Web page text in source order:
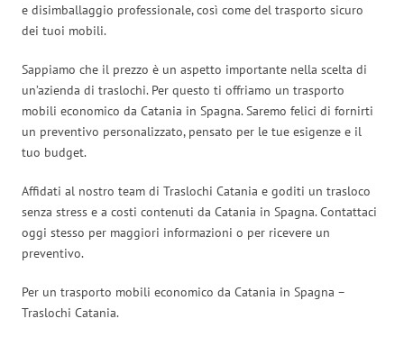
e disimballaggio professionale, così come del trasporto sicuro
dei tuoi mobili.
Sappiamo che il prezzo è un aspetto importante nella scelta di
un’azienda di traslochi. Per questo ti offriamo un trasporto
mobili economico da Catania in Spagna. Saremo felici di fornirti
un preventivo personalizzato, pensato per le tue esigenze e il
tuo budget.
Affidati al nostro team di Traslochi Catania e goditi un trasloco
senza stress e a costi contenuti da Catania in Spagna. Contattaci
oggi stesso per maggiori informazioni o per ricevere un
preventivo.
Per un trasporto mobili economico da Catania in Spagna –
Traslochi Catania.